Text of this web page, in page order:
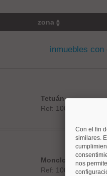
zona
inmuebles
Tetuán
Ref: 10008798
Moncloa
Ref: 10008862
Con el fin
similares.
nos